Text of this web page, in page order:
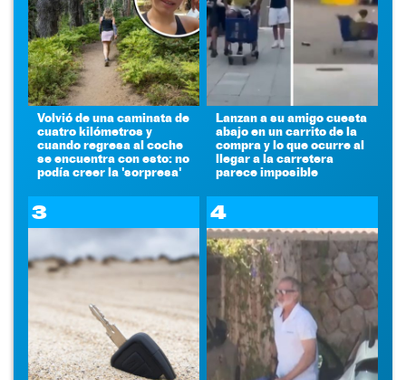
Volvió de una caminata de
cuatro kilómetros y
cuando regresa al coche
se encuentra con esto: no
podía creer la 'sorpresa'
Lanzan a su amigo cuesta
abajo en un carrito de la
compra y lo que ocurre al
llegar a la carretera
parece imposible
3 4